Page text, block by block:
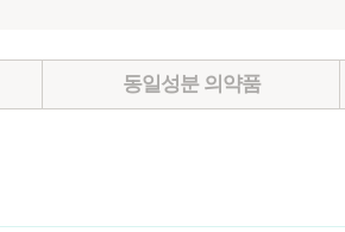
동일성분 의약품